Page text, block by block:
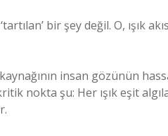
bir şey değil. O, ışık
insan gözünün
nokta şu: Her ışık eşit